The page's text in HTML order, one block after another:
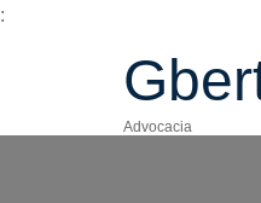
:
Advocacia